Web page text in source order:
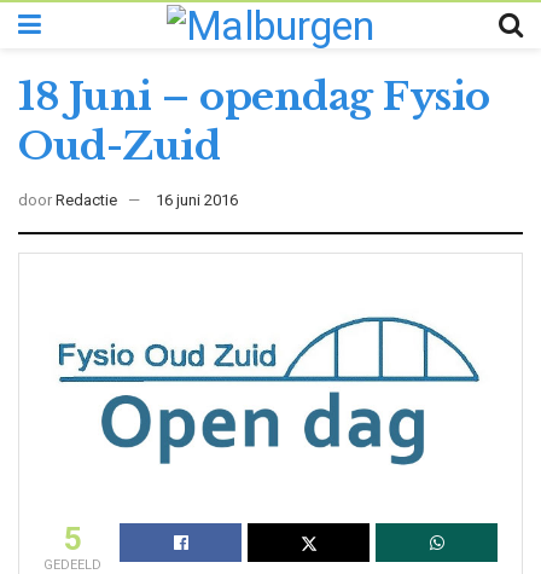
18 Juni – opendag Fysio
Oud-Zuid
door Redactie 16 juni 2016
5
GEDEELD